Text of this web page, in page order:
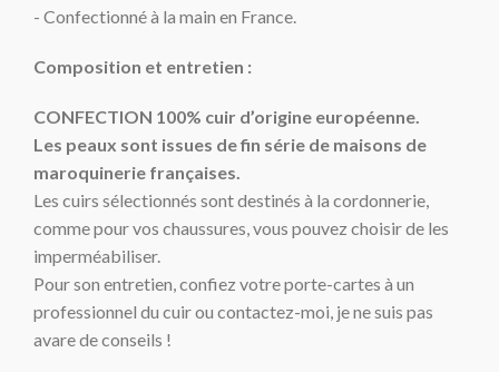
- Confectionné à la main en France.
Composition et entretien :
CONFECTION 100% cuir d’origine européenne.
Les peaux sont issues de fin série de maisons de
maroquinerie françaises.
Les cuirs sélectionnés sont destinés à la cordonnerie,
comme pour vos chaussures, vous pouvez choisir de les
imperméabiliser.
Pour son entretien, confiez votre porte-cartes à un
professionnel du cuir ou contactez-moi, je ne suis pas
avare de conseils !